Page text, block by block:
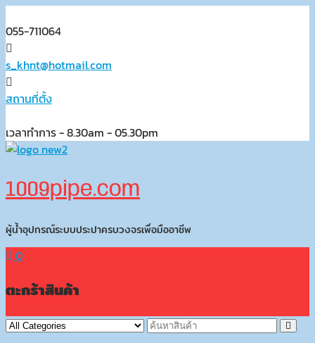
to
content
055-711064
s_khnt@hotmail.com
สถานที่ตั้ง
เวลาทำการ - 8.30am - 05.30pm
1009pipe.com
ผู้น้ำอุปกรณ์ระบบประปาครบวงจรเพื่อมืออาชีพ
0
ตะกร้าสินค้า